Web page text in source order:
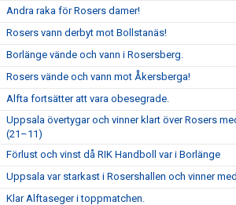
Andra raka för Rosers damer!
Rosers vann derbyt mot Bollstanäs!
Borlänge vände och vann i Rosersberg.
Rosers vände och vann mot Åkersberga!
Alfta fortsätter att vara obesegrade.
Uppsala övertygar och vinner klart över Rosers
(21–11)
Förlust och vinst då RIK Handboll var i Borlänge
Uppsala var starkast i Rosershallen och vinner
Klar Alftaseger i toppmatchen.